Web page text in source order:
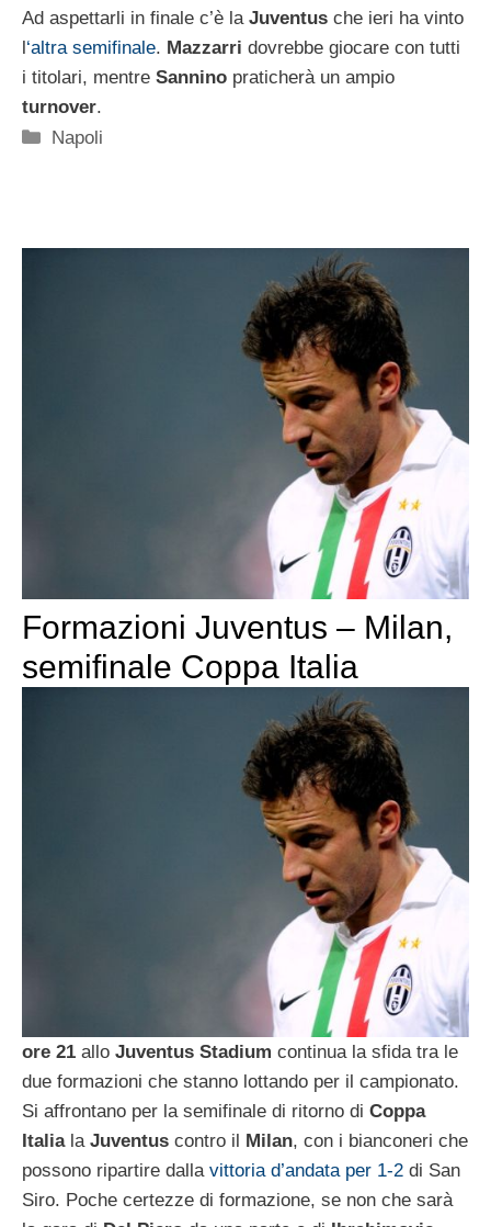
Ad aspettarli in finale c’è la Juventus che ieri ha vinto
l‘altra semifinale. Mazzarri dovrebbe giocare con tutti
i titolari, mentre Sannino praticherà un ampio
turnover.
Categorie
Napoli
Formazioni Juventus – Milan,
semifinale Coppa Italia
ore 21 allo Juventus Stadium continua la sfida tra le
due formazioni che stanno lottando per il campionato.
Si affrontano per la semifinale di ritorno di Coppa
Italiala Juventus contro il Milan, con i bianconeri che
possono ripartire dalla vittoria d’andata per 1-2 di San
Siro. Poche certezze di formazione, se non che sarà